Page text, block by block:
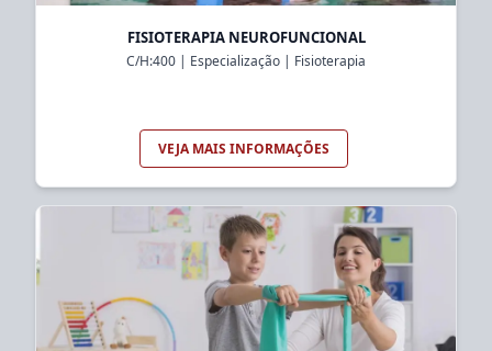
FISIOTERAPIA NEUROFUNCIONAL
C/H:400 | Especialização | Fisioterapia
VEJA MAIS INFORMAÇÕES